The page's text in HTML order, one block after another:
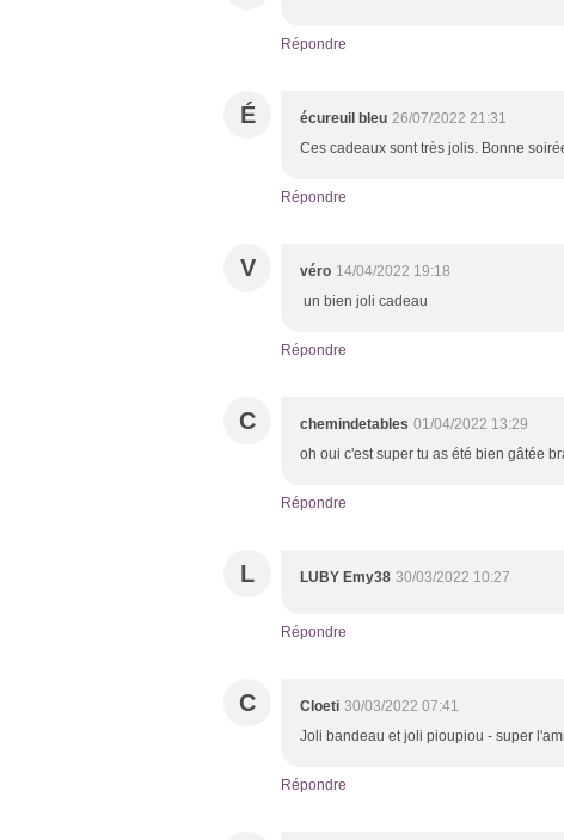
Répondre
É écureuil bleu 26/07/2022 21:31
Ces cadeaux sont très jolis. Bonne
Répondre
V véro 14/04/2022 19:18
un bien joli cadeau
Répondre
C chemindetables 01/04/2022 13:29
oh oui c'est super tu as été bien gâtée
Répondre
L LUBY Emy38 30/03/2022 10:27
Répondre
C Cloeti 30/03/2022 07:41
Joli bandeau et joli pioupiou - super
Répondre